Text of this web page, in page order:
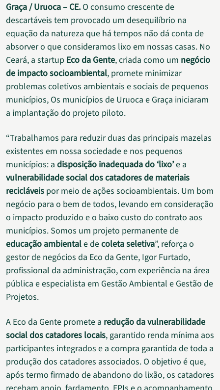
Graça / Uruoca – CE. O consumo crescente de
descartáveis tem provocado um desequilíbrio na
equação da natureza que há tempos não dá conta de
absorver o que consideramos lixo em nossas casas. No
Ceará, a startup Eco da Gente, criada como um negócio
de impacto socioambiental, promete minimizar
problemas coletivos ambientais e sociais de pequenos
municípios, Os municípios de Uruoca e Graça iniciaram
a implantação do projeto piloto.
“Trabalhamos para reduzir duas das principais mazelas
existentes em nossa sociedade e nos pequenos
municípios: a disposição inadequada do ‘lixo’e a
vulnerabilidade social dos catadores de materiais
recicláveis por meio de ações socioambientais. Um bom
negócio para o bem de todos, levando em consideração
o impacto produzido e o baixo custo do contrato aos
municípios. Somos um projeto permanente de
educação ambientale decoleta seletiva”, reforça o
gestor de negócios da Eco da Gente, Igor Furtado,
profissional da administração, com experiência na área
pública e especialista em Gestão Ambiental e Gestão de
Projetos.
A Eco da Gente promete a redução da vulnerabilidade
social dos catadores locais, garantido renda mínima aos
participantes integrados e a compra garantida de toda a
produção dos catadores associados. O objetivo é que,
após termo firmado de abandono do lixão, os catadores